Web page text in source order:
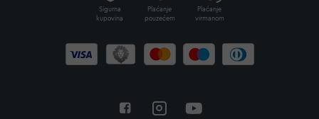
Sigurna
kupovina
Plaćanje
pouzećem
Plaćanje
virmanom